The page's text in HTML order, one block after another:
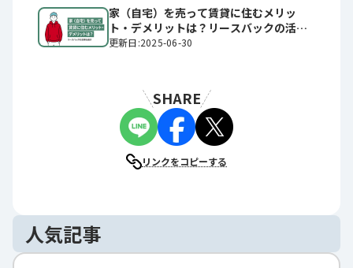
家（自宅）を売って賃貸に住むメリッ
ト・デメリットは？リースバックの活用
も紹介
更新日:2025-06-30
SHARE
リンクをコピーする
人気記事